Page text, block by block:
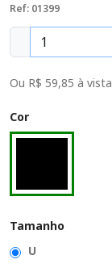
Ref: 01399
Ou R$ 59,85 à
Cor
Tamanho
U